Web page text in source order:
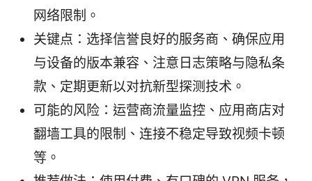
网络限制。
关键点：选择信誉良好的服务商、确保应用
与设备的版本兼容、注意日志策略与隐私条
款、定期更新以对抗新型探测技术。
可能的风险：运营商流量监控、应用商店对
翻墙工具的限制、连接不稳定导致视频卡顿
等。